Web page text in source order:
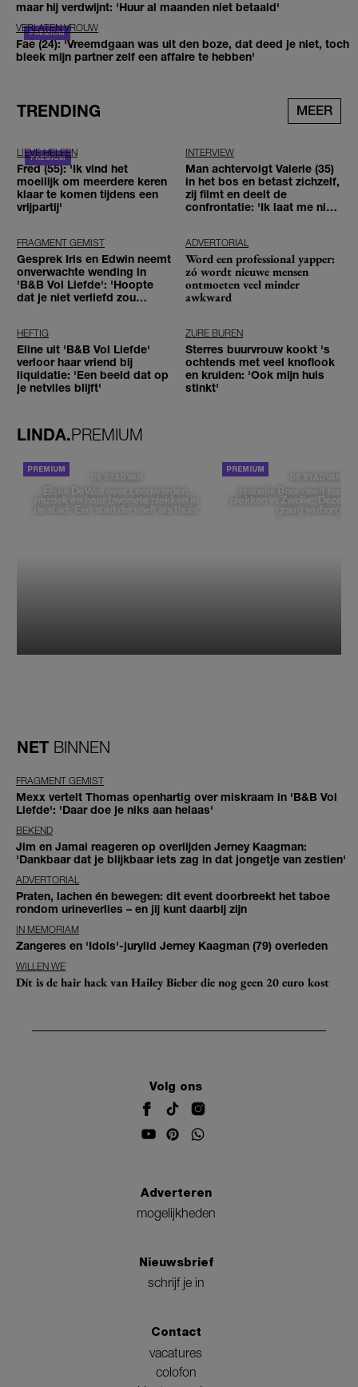
maar hij verdwijnt: 'Huur al maanden niet betaald'
VERLATEN VROUW
Fae (24): 'Vreemdgaan was uit den boze, dat deed je niet, toch
bleek mijn partner zelf een affaire te hebben'
TRENDING MEER
LIEVE HELEEN
Fred (55): 'Ik vind het
moeilijk om meerdere keren
klaar te komen tijdens een
vrijpartij'
INTERVIEW
Man achtervolgt Valerie (35)
in het bos en betast zichzelf,
zij filmt en deelt de
confrontatie: 'Ik laat me niet
FRAGMENT GEMIST
Gesprek Iris en Edwin neemt
onverwachte wending in
'B&B Vol Liefde': 'Hoopte
dat je niet verliefd zou
ADVERTORIAL
Word een professional yapper:
zó wordt nieuwe mensen
ontmoeten veel minder
awkward
HEFTIG
Eline uit 'B&B Vol Liefde'
verloor haar vriend bij
liquidatie: 'Een beeld dat op
je netvlies blijft'
ZURE BUREN
Sterres buurvrouw kookt 's
ochtends met veel knoflook
en kruiden: 'Ook mijn huis
stinkt'
LINDA.PREMIUM
DE STAD VAN
Elske DeWall over Leeuwarden,
muziek en haar favoriete plekken in
de stad: 'Een stad die voelt als thuis'
DE STAD VAN
Isabelle Boer deelt haar
plekken in Zwolle: 'Deze
graag verborgen'
NET BINNEN
FRAGMENT GEMIST
Mexx vertelt Thomas openhartig over miskraam in 'B&B Vol
Liefde': 'Daar doe je niks aan helaas'
BEKEND
Jim en Jamai reageren op overlijden Jerney Kaagman:
'Dankbaar dat je blijkbaar iets zag in dat jongetje van zestien'
ADVERTORIAL
Praten, lachen én bewegen: dit event doorbreekt het taboe
rondom urineverlies – en jij kunt daarbij zijn
IN MEMORIAM
Zangeres en 'Idols'-jurylid Jerney Kaagman (79) overleden
WILLEN WE
Dít is de hair hack van Hailey Bieber die nog geen 20 euro kost
Volg ons
Adverteren
mogelijkheden
Nieuwsbrief
schrijf je in
Contact
vacatures
colofon